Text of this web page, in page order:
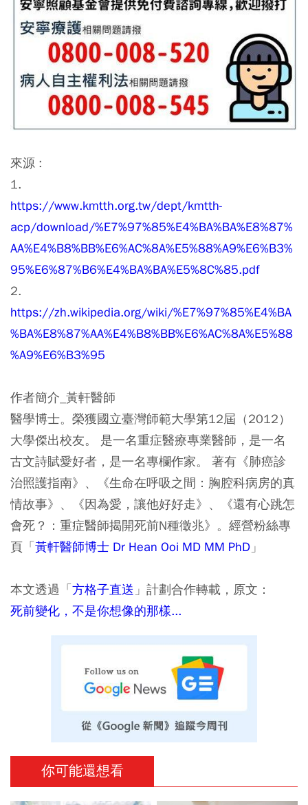
來源 :
1.
https://www.kmtth.org.tw/dept/kmtth-
acp/download/%E7%97%85%E4%BA%BA%E8%87%
AA%E4%B8%BB%E6%AC%8A%E5%88%A9%E6%B3%
95%E6%87%B6%E4%BA%BA%E5%8C%85.pdf
2.
https://zh.wikipedia.org/wiki/%E7%97%85%E4%BA
%BA%E8%87%AA%E4%B8%BB%E6%AC%8A%E5%88
%A9%E6%B3%95
作者簡介_黃軒醫師
醫學博士。榮獲國立臺灣師範大學第12屆（2012）
大學傑出校友。 是一名重症醫療專業醫師，是一名
古文詩賦愛好者，是一名專欄作家。 著有《肺癌診
治照護指南》、《生命在呼吸之間：胸腔科病房的真
情故事》、《因為愛，讓他好好走》、《還有心跳怎
會死？：重症醫師揭開死前N種徵兆》。經營粉絲專
頁「黃軒醫師博士 Dr Hean Ooi MD MM PhD 」
本文透過「方格子直送 」計劃合作轉載，原文：
死前變化，不是你想像的那樣...
你可能還想看